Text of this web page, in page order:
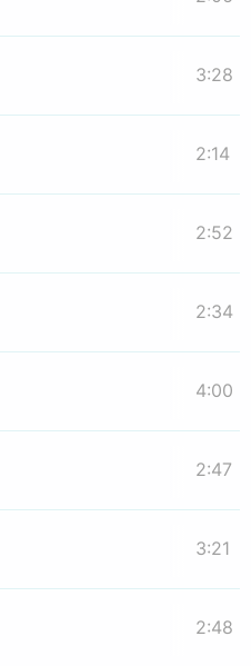
3:28
2:14
2:52
2:34
4:00
2:47
3:21
2:48